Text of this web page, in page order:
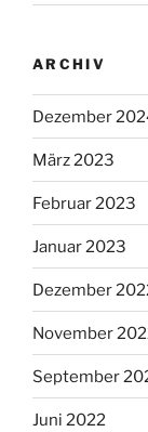
ARCHIV
Dezember
März 2023
Februar 2023
Januar 2023
Dezember
November
September
Juni 2022